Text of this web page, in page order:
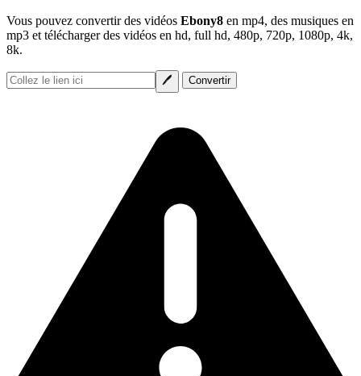
Vous pouvez convertir des vidéos Ebony8 en mp4, des musiques en
mp3 et télécharger des vidéos en hd, full hd, 480p, 720p, 1080p, 4k,
8k.